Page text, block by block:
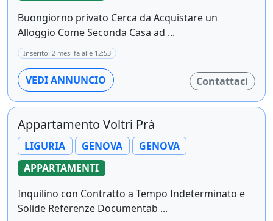
Buongiorno privato Cerca da Acquistare un
Alloggio Come Seconda Casa ad ...
Inserito: 2 mesi fa alle 12:53
VEDI ANNUNCIO Contattaci
Appartamento Voltri Prà
LIGURIA GENOVA
GENOVA
APPARTAMENTI
Inquilino con Contratto a Tempo Indeterminato e
Solide Referenze Documentab ...